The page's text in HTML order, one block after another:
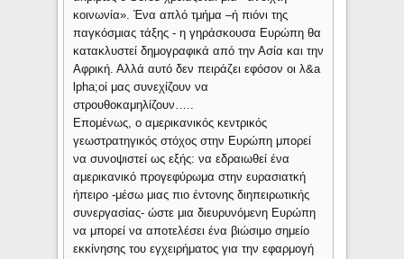
κοινωνία». Ένα απλό τμήμα –ή πιόνι της
παγκόσμιας τάξης - η γηράσκουσα Ευρώπη θα
κατακλυστεί δημογραφικά από την Ασία και την
Αφρική. Αλλά αυτό δεν πειράζει εφόσον οι λ&a
lpha;οί μας συνεχίζουν να
στρουθοκαμηλίζουν…..
Επομένως, ο αμερικανικός κεντρικός
γεωστρατηγικός στόχος στην Ευρώπη μπορεί
να συνοψιστεί ως εξής: να εδραιωθεί ένα
αμερικανικό προγεφύρωμα στην ευρασιατκή
ήπειρο -μέσω μιας πιο έντονης διηπειρωτικής
συνεργασίας- ώστε μια διευρυνόμενη Ευρώπη
να μπορεί να αποτελέσει ένα βιώσιμο σημείο
εκκίνησης του εγχειρήματος για την εφαρμογή